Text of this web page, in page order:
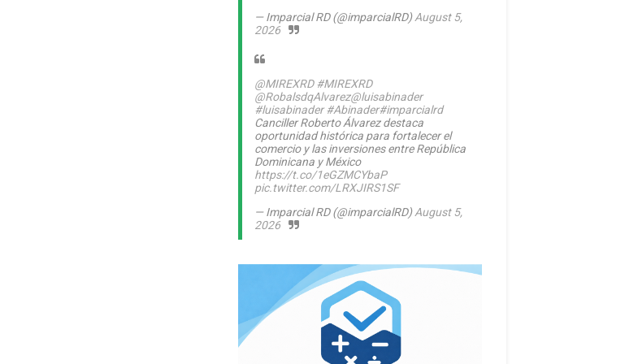
— Imparcial RD (@imparcialRD)August 5,
2026
@MIREXRD #MIREXRD
@RobalsdqAlvarez@luisabinader
#luisabinader #Abinader#imparcialrd
Canciller Roberto Álvarez destaca
oportunidad histórica para fortalecer el
comercio y las inversiones entre República
Dominicana y México
https://t.co/1eGZMCYbaP
pic.twitter.com/LRXJIRS1SF
— Imparcial RD (@imparcialRD)August 5,
2026